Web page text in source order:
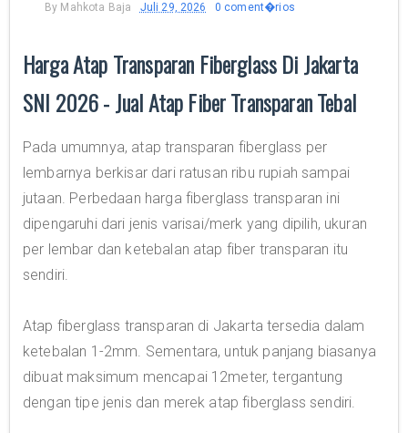
By Mahkota Baja Juli 29, 2026 0 coment�rios
Harga Atap Transparan Fiberglass Di Jakarta
SNI 2026 - Jual Atap Fiber Transparan Tebal
Pada umumnya, atap transparan fiberglass per
lembarnya berkisar dari ratusan ribu rupiah sampai
jutaan. Perbedaan harga fiberglass transparan ini
dipengaruhi dari jenis varisai/merk yang dipilih, ukuran
per lembar dan ketebalan atap fiber transparan itu
sendiri.
Atap fiberglass transparan di Jakarta tersedia dalam
ketebalan 1-2mm. Sementara, untuk panjang biasanya
dibuat maksimum mencapai 12meter, tergantung
dengan tipe jenis dan merek atap fiberglass sendiri.